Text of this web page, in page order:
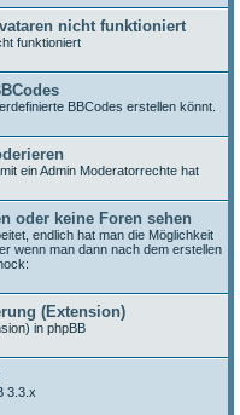
nicht funktioniert
funktioniert
BBCodes erstellen könnt.
ein Admin Moderatorrechte hat
oder keine Foren sehen
endlich hat man die Möglichkeit
wenn man dann nach dem erstellen
(Extension)
in phpBB
3.3.x